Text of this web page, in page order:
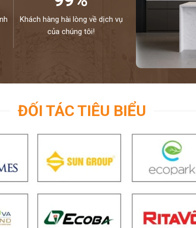
Khách hàng hài lòng về dịch vụ
của chúng tôi!
ĐỐI TÁC TIÊU BIỂU